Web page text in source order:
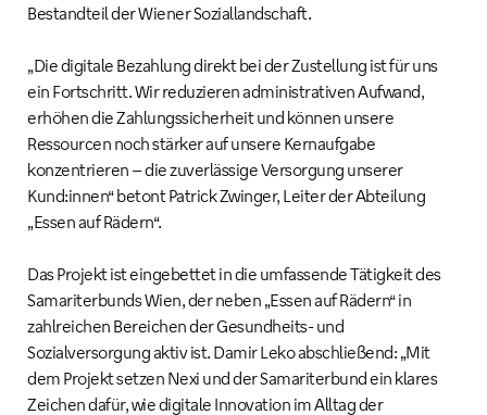
Bestandteil der Wiener Soziallandschaft.
„Die digitale Bezahlung direkt bei der Zustellung ist für uns
ein Fortschritt. Wir reduzieren administrativen Aufwand,
erhöhen die Zahlungssicherheit und können unsere
Ressourcen noch stärker auf unsere Kernaufgabe
konzentrieren – die zuverlässige Versorgung unserer
Kund:innen“ betont Patrick Zwinger, Leiter der Abteilung
„Essen auf Rädern“.
Das Projekt ist eingebettet in die umfassende Tätigkeit des
Samariterbunds Wien, der neben „Essen auf Rädern“ in
zahlreichen Bereichen der Gesundheits- und
Sozialversorgung aktiv ist. Damir Leko abschließend: „Mit
dem Projekt setzen Nexi und der Samariterbund ein klares
Zeichen dafür, wie digitale Innovation im Alltag der